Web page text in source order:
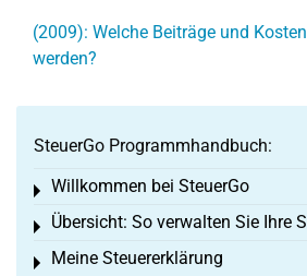
(2009): Welche Beiträge und
werden?
SteuerGo Programmhandbuch:
Willkommen bei SteuerGo
Toggle menu
Übersicht: So verwalten Sie Ihre
Toggle menu
Meine Steuererklärung
Toggle menu